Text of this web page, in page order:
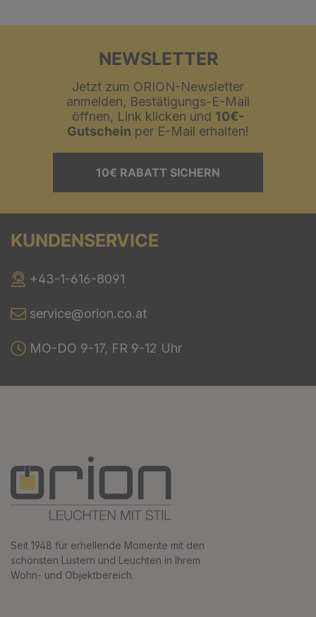
NEWSLETTER
Jetzt zum ORION-Newsletter
anmelden, Bestätigungs-E-Mail
öffnen, Link klicken und 10€-
Gutschein per E-Mail erhalten!
10€ RABATT SICHERN
KUNDENSERVICE
+43-1-616-8091
service@orion.co.at
MO-DO 9-17, FR 9-12 Uhr
Seit 1948 für erhellende Momente mit den
schönsten Lustern und Leuchten in Ihrem
Wohn- und Objektbereich.